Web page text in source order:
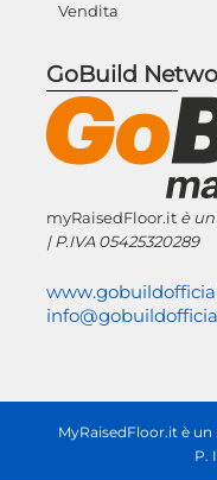
Vendita
GoBuild
myRaisedFloor.it è
| P.IVA 05425320289
MyRaisedFloor.it è
P.